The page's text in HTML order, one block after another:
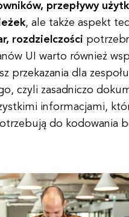
przepływy
, ale także aspekt
rozdzielczości
UI warto również
przekazania dla zespołu
czyli zasadniczo
informacjami,
do kodowania